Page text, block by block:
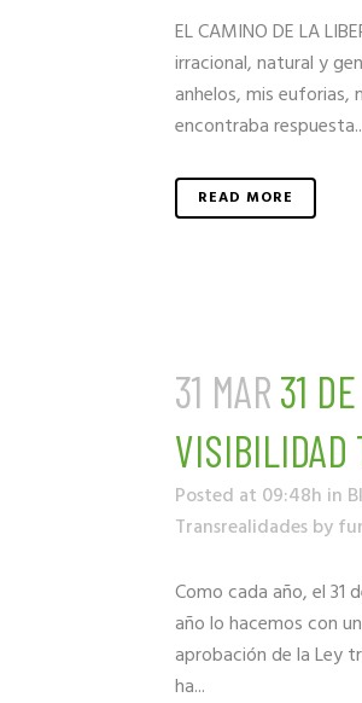
EL CAMINO DE LA
irracional, natural y
anhelos, mis euforias,
encontraba
READ MORE
31 MAR 31
VISIBILIDAD
Posted at 09:48h in
Transrealidadesby
Como cada año, el 31
año lo hacemos con
aprobación de la Ley
ha...